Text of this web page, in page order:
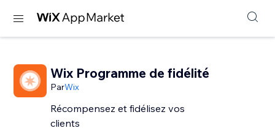
Wix Programme de fidélité
ParWix
Récompensez et fidélisez vos
clients